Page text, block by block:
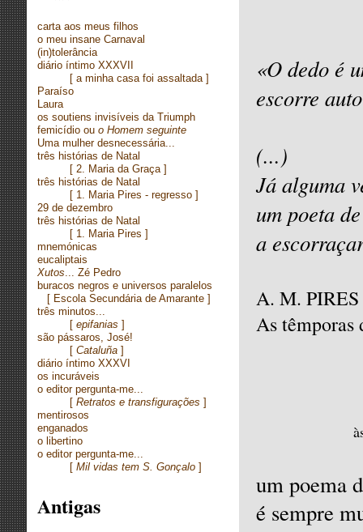
carta aos meus filhos
o meu insane Carnaval
(in)tolerância
diário íntimo XXXVII
[ a minha casa foi assaltada ]
Paraíso
Laura
os soutiens invisíveis da Triumph
femicídio ou o Homem seguinte
Uma mulher desnecessária...
três histórias de Natal
[ 2. Maria da Graça ]
três histórias de Natal
[ 1. Maria Pires - regresso ]
29 de dezembro
três histórias de Natal
[ 1. Maria Pires ]
mnemónicas
eucaliptais
Xutos... Zé Pedro
buracos negros e universos paralelos
[ Escola Secundária de Amarante ]
três minutos...
[ epifanias ]
são pássaros, José!
[ Cataluña ]
diário íntimo XXXVI
os incuráveis
o editor pergunta-me...
[ Retratos e transfigurações ]
mentirosos
enganados
o libertino
o editor pergunta-me...
[ Mil vidas tem S. Gonçalo ]
Antigas
«O dedo é
escorre
(...)
Já alguma
um poeta
a
A. M.
As têmporas
um poema
é sempre